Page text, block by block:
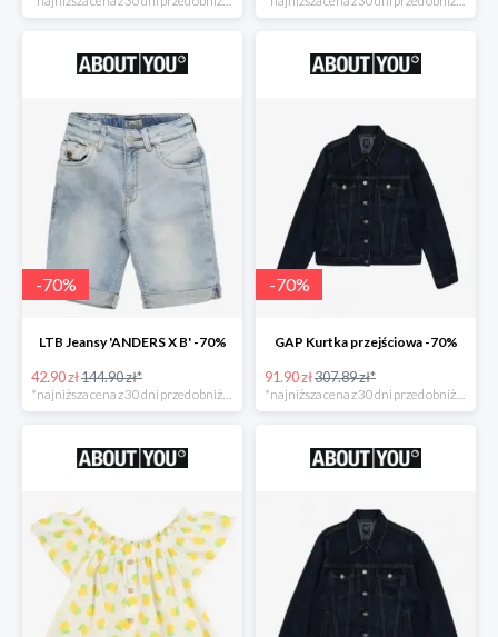
-70%
LTB Jeansy 'ANDERS X B' -70%
42.90 zł144.90 zł*
*najniższa cena z 30 dni przed obniżką
-70%
GAP Kurtka przejściowa -70%
91.90 zł307.89 zł*
*najniższa cena z 30 dni przed obniżką